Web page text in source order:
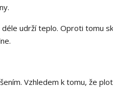
udrží teplo. Oproti tomu
Vzhledem k tomu, že